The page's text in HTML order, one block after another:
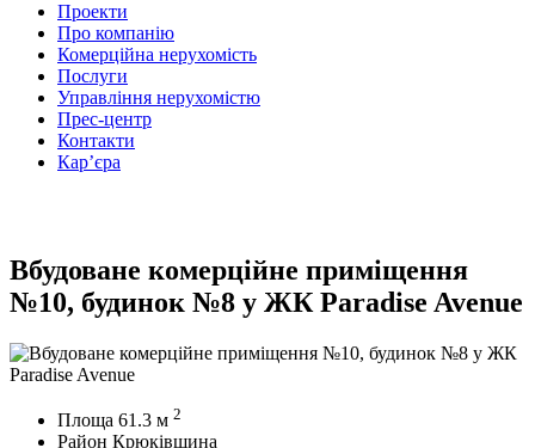
Проекти
Про компанію
Комерційна нерухомість
Послуги
Управління нерухомістю
Прес-центр
Контакти
Кар’єра
Вбудоване комерційне приміщення
№10, будинок №8 у ЖК Paradise Avenue
Площа 61.3 м 2
Район Крюківщина